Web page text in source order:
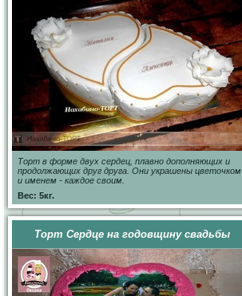
Торт в форме двух сердец, плавно дополняющих и
продолжающих друг друга. Они украшены цветочком
и именем - каждое своим.
Вес: 5кг.
Торт Сердце на годовщину свадьбы